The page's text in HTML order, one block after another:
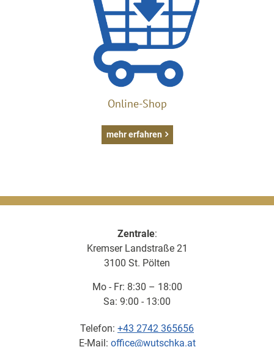
Online-Shop
mehr erfahren
Zentrale:
Kremser Landstraße 21
3100 St. Pölten
Mo - Fr: 8:30 – 18:00
Sa: 9:00 - 13:00
Telefon: +43 2742 365656
E-Mail: office@wutschka.at